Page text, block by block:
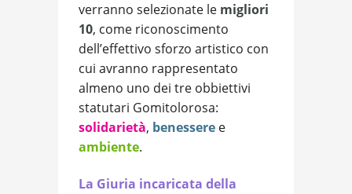
verranno selezionate le migliori
10, come riconoscimento
dell’effettivo sforzo artistico con
cui avranno rappresentato
almeno uno dei tre obbiettivi
statutari Gomitolorosa:
solidarietà, benessere e
ambiente.
La Giuria incaricata della